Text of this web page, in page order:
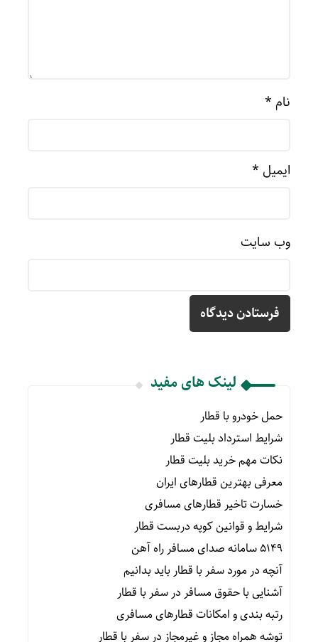
نام *
ایمیل *
وب‌ سایت
لینک های مفید
حمل خودرو با قطار
شرایط استرداد بلیت قطار
نکات مهم خرید بلیت قطار
معرفی بهترین قطارهای ایران
خسارت تاخیر قطارهای مسافری
شرایط و قوانین کوپه دربست قطار
۵۱۴۹ سامانه صدای مسافر راه آهن
آنچه در مورد سفر با قطار باید بدانیم
آشنایی با حقوق مسافر در سفر با قطار
رتبه بندی و امکانات قطارهای مسافری
توشه همراه مجاز و غیرمجاز در سفر با قطار